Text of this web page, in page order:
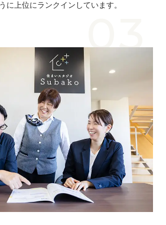
に上位にランクインしています。
03